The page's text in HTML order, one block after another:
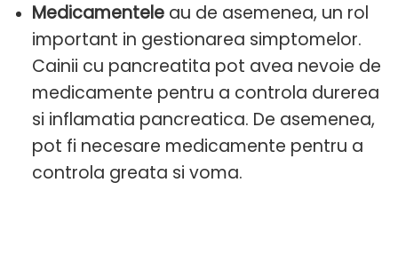
Medicamenteleau de asemenea, un rol
important in gestionarea simptomelor.
Cainii cu pancreatita pot avea nevoie de
medicamente pentru a controla durerea
si inflamatia pancreatica. De asemenea,
pot fi necesare medicamente pentru a
controla greata si voma.